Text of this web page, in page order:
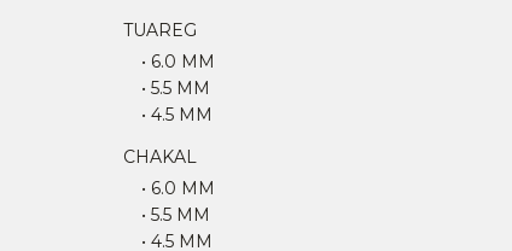
TUAREG
• 6.0 MM
• 5.5 MM
• 4.5 MM
CHAKAL
• 6.0 MM
• 5.5 MM
• 4.5 MM